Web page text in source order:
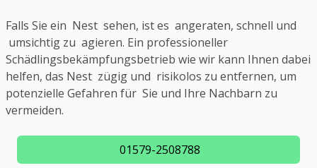
Falls Sie ein Nest sehen, ist es angeraten, schnell und
umsichtig zu agieren. Ein professioneller
Schädlingsbekämpfungsbetrieb wie wir kann Ihnen dabei
helfen, das Nest zügig und risikolos zu entfernen, um
potenzielle Gefahren für Sie und Ihre Nachbarn zu
vermeiden.
01579-2508788